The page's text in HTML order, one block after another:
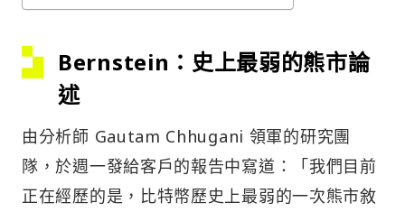
Bernstein：史上最弱的熊市論
述
由分析師 Gautam Chhugani 領軍的研究團
隊，於週一發給客戶的報告中寫道：「我們目前
正在經歷的是，比特幣歷史上最弱的一次熊市敘